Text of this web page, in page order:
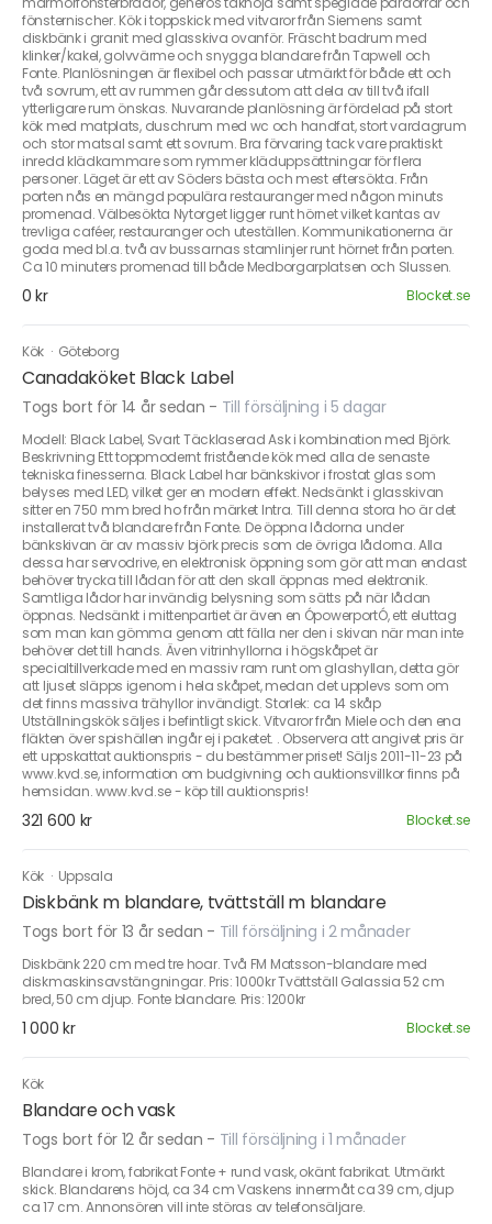
fönsternischer. Kök i toppskick med vitvaror från Siemens samt
diskbänk i granit med glasskiva ovanför. Fräscht badrum med
klinker/kakel, golvvärme och snygga blandare från Tapwell och
Fonte. Planlösningen är flexibel och passar utmärkt för både ett och
två sovrum, ett av rummen går dessutom att dela av till två ifall
ytterligare rum önskas. Nuvarande planlösning är fördelad på stort
kök med matplats, duschrum med wc och handfat, stort vardagrum
och stor matsal samt ett sovrum. Bra förvaring tack vare praktiskt
inredd klädkammare som rymmer kläduppsättningar för flera
personer. Läget är ett av Söders bästa och mest eftersökta. Från
porten nås en mängd populära restauranger med någon minuts
promenad. Välbesökta Nytorget ligger runt hörnet vilket kantas av
trevliga caféer, restauranger och uteställen. Kommunikationerna är
goda med bl.a. två av bussarnas stamlinjer runt hörnet från porten.
Ca 10 minuters promenad till både Medborgarplatsen och Slussen.
0 kr Blocket.se
Kök · Göteborg
Canadaköket Black Label
Togs bort för 14 år sedan - Till försäljning i 5 dagar
Modell: Black Label, Svart Täcklaserad Ask i kombination med Björk.
Beskrivning Ett toppmodernt fristående kök med alla de senaste
tekniska finesserna. Black Label har bänkskivor i frostat glas som
belyses med LED, vilket ger en modern effekt. Nedsänkt i glasskivan
sitter en 750 mm bred ho från märket Intra. Till denna stora ho är det
installerat två blandare från Fonte. De öppna lådorna under
bänkskivan är av massiv björk precis som de övriga lådorna. Alla
dessa har servodrive, en elektronisk öppning som gör att man endast
behöver trycka till lådan för att den skall öppnas med elektronik.
Samtliga lådor har invändig belysning som sätts på när lådan
öppnas. Nedsänkt i mittenpartiet är även en ÓpowerportÓ, ett eluttag
som man kan gömma genom att fälla ner den i skivan när man inte
behöver det till hands. Även vitrinhyllorna i högskåpet är
specialtillverkade med en massiv ram runt om glashyllan, detta gör
att ljuset släpps igenom i hela skåpet, medan det upplevs som om
det finns massiva trähyllor invändigt. Storlek: ca 14 skåp
Utställningskök säljes i befintligt skick. Vitvaror från Miele och den ena
fläkten över spishällen ingår ej i paketet. . Observera att angivet pris är
ett uppskattat auktionspris - du bestämmer priset! Säljs 2011-11-23 på
www.kvd.se, information om budgivning och auktionsvillkor finns på
hemsidan. www.kvd.se - köp till auktionspris!
321 600 kr Blocket.se
Kök · Uppsala
Diskbänk m blandare, tvättställ m blandare
Togs bort för 13 år sedan - Till försäljning i 2 månader
Diskbänk 220 cm med tre hoar. Två FM Matsson-blandare med
diskmaskinsavstängningar. Pris: 1000kr Tvättställ Galassia 52 cm
bred, 50 cm djup. Fonte blandare. Pris: 1200kr
1 000 kr Blocket.se
Kök
Blandare och vask
Togs bort för 12 år sedan - Till försäljning i 1 månader
Blandare i krom, fabrikat Fonte + rund vask, okänt fabrikat. Utmärkt
skick. Blandarens höjd, ca 34 cm Vaskens innermåt ca 39 cm, djup
ca 17 cm. Annonsören vill inte störas av telefonsäljare.